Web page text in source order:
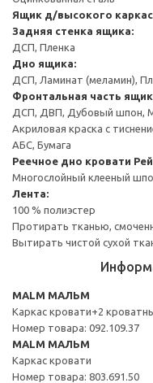
Ящик д/высокого
Задняя стенка ящика:
ДСП, Пленка
Дно ящика:
ДСП, Ламинат (меламин),
Фронтальная часть
ДСП, ДВП, Дубовый шпон,
Акриловая краска с
АБС, Бумага
Реечное дно кровати
Многослойный клееный
Лента:
100 % полиэстер
Протирать тканью,
Вытирать чистой сухой
MALM МАЛЬМ
Каркас кровати+2
Номер товара: 092.109.37
MALM МАЛЬМ
Каркас кровати
Номер товара: 803.691.50